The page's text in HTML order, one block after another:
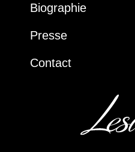
Biographie
Presse
Contact